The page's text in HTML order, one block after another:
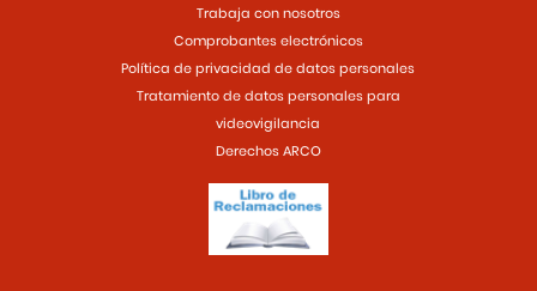
Trabaja con nosotros
Comprobantes electrónicos
Política de privacidad de datos personales
Tratamiento de datos personales para
videovigilancia
Derechos ARCO